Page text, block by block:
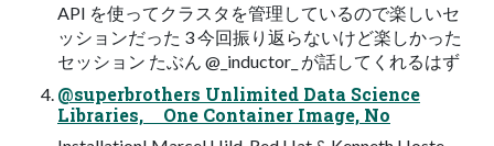
API を使ってクラスタを管理しているので楽しいセ
ッションだった 3 今回振り返らないけど楽しかった
セッション たぶん @_inductor_ が話してくれるはず
@superbrothers Unlimited Data Science
Libraries, One Container Image, No